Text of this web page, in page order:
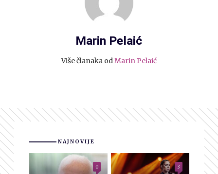
Marin Pelaić
Više članaka od Marin Pelaić
NAJNOVIJE
0 3